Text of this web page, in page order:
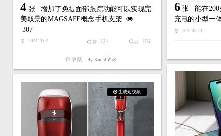
4张 增加了免提面部跟踪功能可以实现完
美取景的MAGSAFE概念手机支架
307
2024-11-02 踩 106
赞 121
收藏 By:Kunal Wagh
6张 能在
充电的小型一
2023-09-23
生成短视频